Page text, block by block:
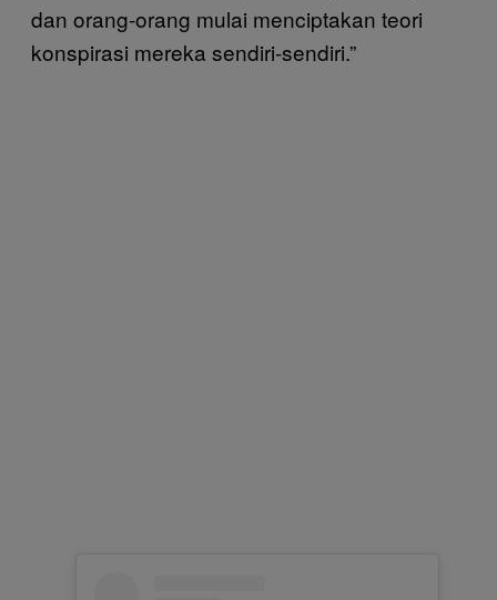
dan orang-orang mulai menciptakan teori
konspirasi mereka sendiri-sendiri.”